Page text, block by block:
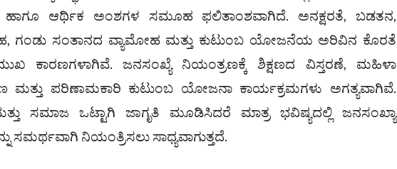
ಹಾಗೂ ಆರ್ಥಿಕ ಅಂಶಗಳ ಸಮೂಹ ಫಲಿತಾಂಶವಾಗಿದೆ. ಅನಕ್ಷರತೆ, ಬಡತನ,
ಗಂಡು ಸಂತಾನದ ವ್ಯಾಮೋಹ ಮತ್ತು ಕುಟುಂಬ ಯೋಜನೆಯ ಅರಿವಿನ ಕೊರತೆ
ಕಾರಣಗಳಾಗಿವೆ. ಜನಸಂಖ್ಯೆ ನಿಯಂತ್ರಣಕ್ಕೆ ಶಿಕ್ಷಣದ ವಿಸ್ತರಣೆ, ಮಹಿಳಾ
ಮತ್ತು ಪರಿಣಾಮಕಾರಿ ಕುಟುಂಬ ಯೋಜನಾ ಕಾರ್ಯಕ್ರಮಗಳು ಅಗತ್ಯವಾಗಿವೆ.
ಸಮಾಜ ಒಟ್ಟಾಗಿ ಜಾಗೃತಿ ಮೂಡಿಸಿದರೆ ಮಾತ್ರ ಭವಿಷ್ಯದಲ್ಲಿ ಜನಸಂಖ್ಯಾ
ಸಮರ್ಥವಾಗಿ ನಿಯಂತ್ರಿಸಲು ಸಾಧ್ಯವಾಗುತ್ತದೆ.